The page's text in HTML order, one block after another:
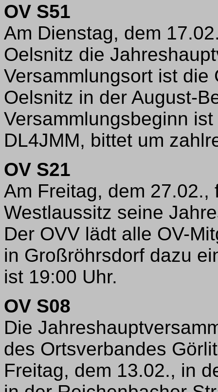
OV S51
Am Dienstag, dem
Oelsnitz die
Versammlungsort ist
Oelsnitz in der August-
Versammlungsbeginn
DL4JMM, bittet um
OV S21
Am Freitag, dem 27.02.,
Westlaussitz seine
Der OVV lädt alle OV-
in Großröhrsdorf dazu
ist 19:00 Uhr.
OV S08
Die
des Ortsverbandes
Freitag, dem 13.02., in